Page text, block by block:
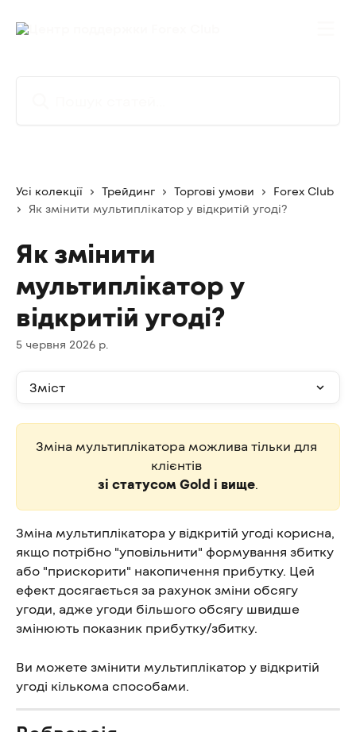
Усі колекції Трейдинг Торгові умови
Forex Club
Як змінити мультиплікатор у відкритій угоді?
Як змінити
мультиплікатор у
відкритій угоді?
5 червня 2026 р.
Зміст
Зміна мультиплікатора можлива тільки для
клієнтів
зі статусом Gold і вище.
Зміна мультиплікатора у відкритій угоді корисна,
якщо потрібно "уповільнити" формування збитку
або "прискорити" накопичення прибутку. Цей
ефект досягається за рахунок зміни обсягу
угоди, адже угоди більшого обсягу швидше
змінюють показник прибутку/збитку.
Ви можете змінити мультиплікатор у відкритій
угоді кількома способами.